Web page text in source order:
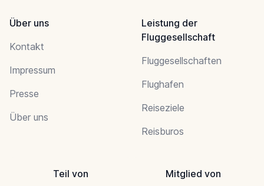
Über uns
Kontakt
Impressum
Presse
Über uns
Leistung der
Fluggesellschaft
Fluggesellschaften
Flughafen
Reiseziele
Reisburos
Teil von Mitglied von